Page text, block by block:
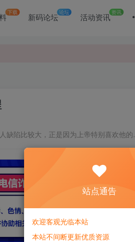
下载 新码论坛论坛 活动资讯 资讯
每个人都会有
站点通告
欢迎客观光临本站
本站不间断更新优质资源